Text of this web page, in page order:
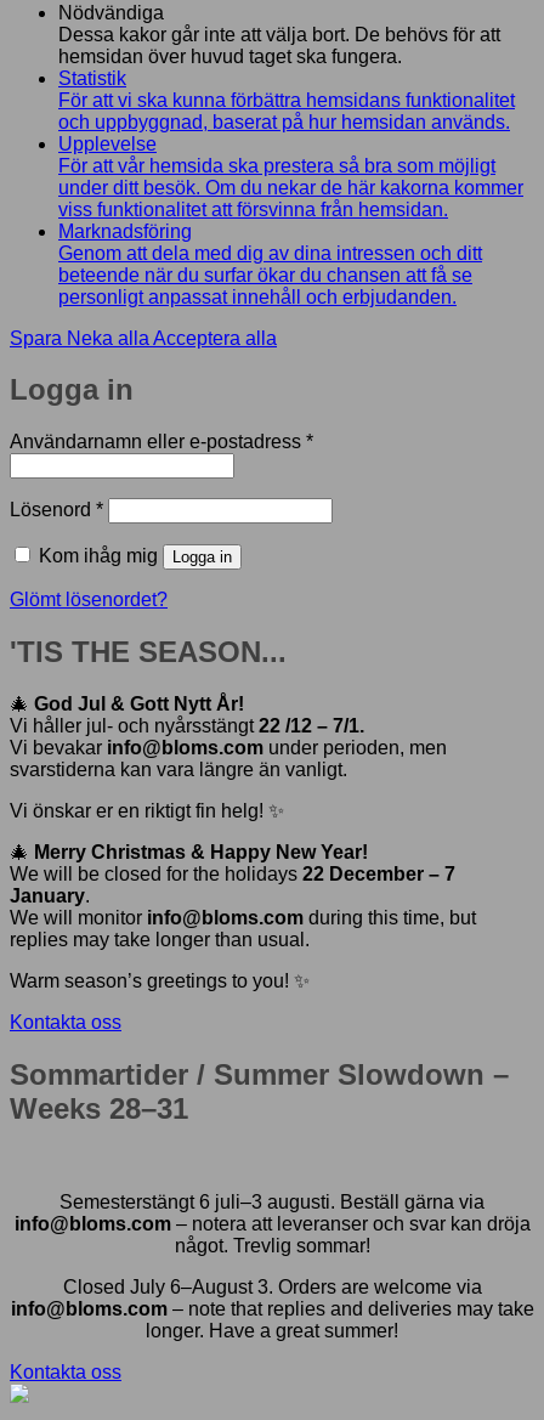
Nödvändiga
Dessa kakor går inte att välja bort. De behövs för att
hemsidan över huvud taget ska fungera.
Statistik
För att vi ska kunna förbättra hemsidans funktionalitet
och uppbyggnad, baserat på hur hemsidan används.
Upplevelse
För att vår hemsida ska prestera så bra som möjligt
under ditt besök. Om du nekar de här kakorna kommer
viss funktionalitet att försvinna från hemsidan.
Marknadsföring
Genom att dela med dig av dina intressen och ditt
beteende när du surfar ökar du chansen att få se
personligt anpassat innehåll och erbjudanden.
Spara Neka alla Acceptera alla
Logga in
Användarnamn eller e-postadress *Obligatoriskt
Lösenord *Obligatoriskt
Kom ihåg mig Logga in
Glömt lösenordet?
'TIS THE SEASON...
🎄 God Jul & Gott Nytt År!
Vi håller jul- och nyårsstängt22 /12 – 7/1.
Vi bevakar info@bloms.com under perioden, men
svarstiderna kan vara längre än vanligt.
Vi önskar er en riktigt fin helg! ✨
🎄 Merry Christmas & Happy New Year!
We will be closed for the holidays 22 December – 7
January.
We will monitor info@bloms.com during this time, but
replies may take longer than usual.
Warm season’s greetings to you! ✨
Kontakta oss
Sommartider / Summer Slowdown –
Weeks 28–31
Semesterstängt 6 juli–3 augusti. Beställ gärna via
info@bloms.com– notera att leveranser och svar kan dröja
något. Trevlig sommar!
Closed July 6–August 3. Orders are welcome via
info@bloms.com– note that replies and deliveries may take
longer. Have a great summer!
Kontakta oss